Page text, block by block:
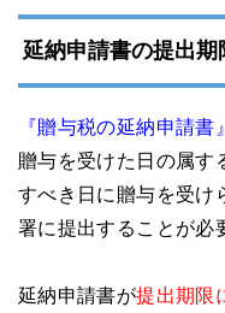
延納申請書の提出期
『贈与税の延納申請書』
贈与を受けた日の属す
すべき日に贈与を受け
署に提出することが必
延納申請書が提出期限